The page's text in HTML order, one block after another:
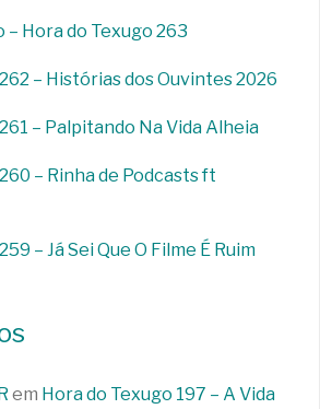
– Hora do Texugo 263
– Histórias dos Ouvintes 2026
– Palpitando Na Vida Alheia
– Rinha de Podcasts ft
– Já Sei Que O Filme É Ruim
em Hora do Texugo 197 – A Vida